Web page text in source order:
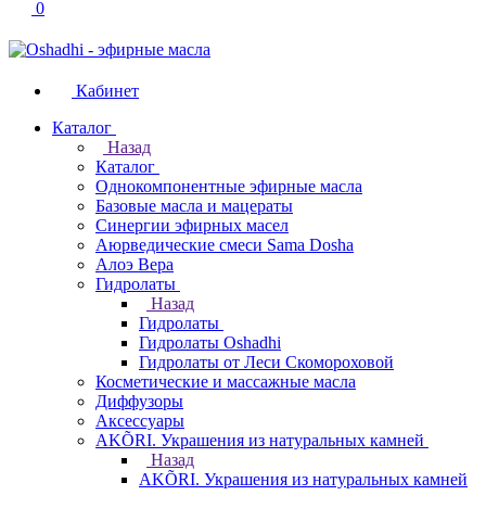
0
Кабинет
Каталог
Назад
Каталог
Однокомпонентные эфирные масла
Базовые масла и мацераты
Синергии эфирных масел
Аюрведические смеси Sama Dosha
Алоэ Вера
Гидролаты
Назад
Гидролаты
Гидролаты Oshadhi
Гидролаты от Леси Скомороховой
Косметические и массажные масла
Диффузоры
Аксессуары
AKÕRI. Украшения из натуральных камней
Назад
AKÕRI. Украшения из натуральных камней